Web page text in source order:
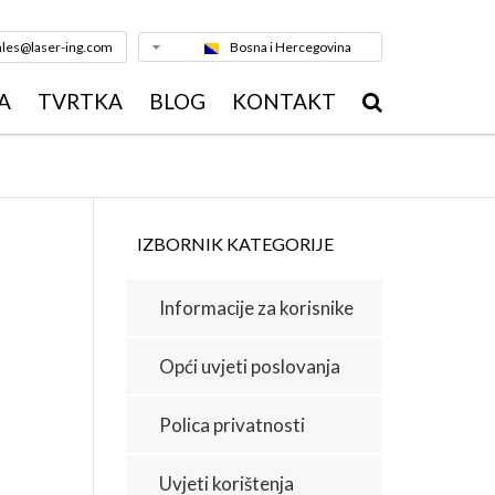
ing.com Bosna i Hercegovina
TVRTKA BLOG KONTAKT
IZBORNIK KATEGORIJE
Informacije za korisnike
Opći uvjeti poslovanja
Polica privatnosti
Uvjeti korištenja